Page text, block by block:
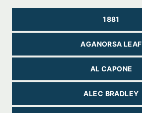
1881
AGANORSA LEAF
AL CAPONE
ALEC BRADLEY